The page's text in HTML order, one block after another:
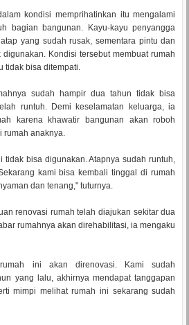
kondisi memprihatinkan itu mengalami
bagian bangunan. Kayu-kayu penyangga
yang sudah rusak, sementara pintu dan
Kondisi tersebut membuat rumah
tidak bisa ditempati.
sudah hampir dua tahun tidak bisa
runtuh. Demi keselamatan keluarga, ia
karena khawatir bangunan akan roboh
rumah anaknya.
tidak bisa digunakan. Atapnya sudah runtuh,
kami bisa kembali tinggal di rumah
dan tenang," tuturnya.
renovasi rumah telah diajukan sekitar dua
rumahnya akan direhabilitasi, ia mengaku
ini akan direnovasi. Kami sudah
yang lalu, akhirnya mendapat tanggapan
mimpi melihat rumah ini sekarang sudah